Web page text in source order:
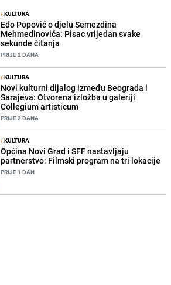
/KULTURA
Edo Popović o djelu Semezdina
Mehmedinovića: Pisac vrijedan svake
sekunde čitanja
PRIJE 2 DANA
/KULTURA
Novi kulturni dijalog između Beograda i
Sarajeva: Otvorena izložba u galeriji
Collegium artisticum
PRIJE 2 DANA
/KULTURA
Općina Novi Grad i SFF nastavljaju
partnerstvo: Filmski program na tri lokacije
PRIJE 1 DAN